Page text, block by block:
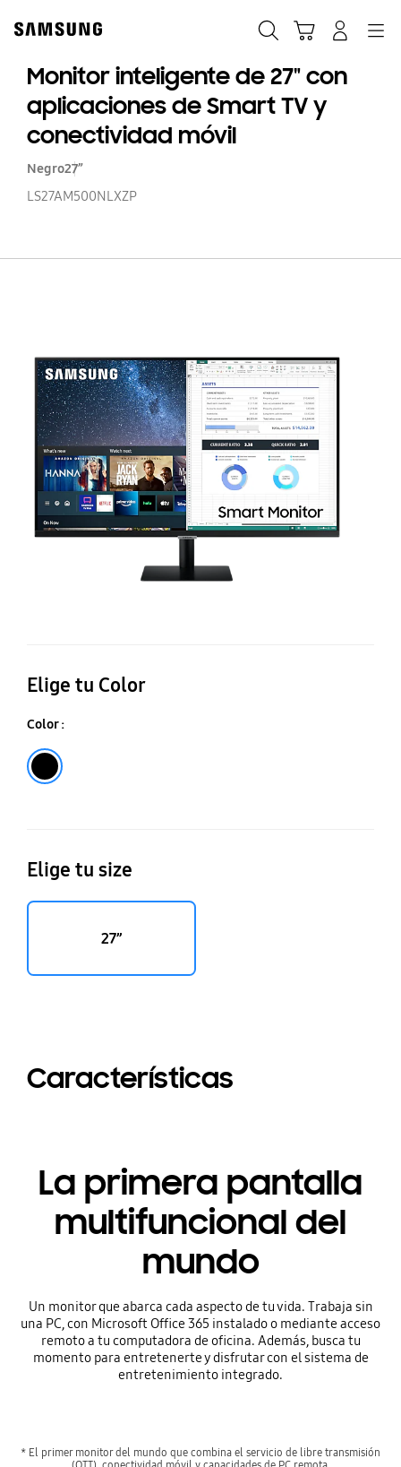
content
Monitor inteligente de 27" con
aplicaciones de Smart TV y
conectividad móvil
Negro27”
LS27AM500NLXZP
Elige tu Color
Color :
Elige tu size
27”
Características
La primera pantalla
multifuncional del
mundo
Un monitor que abarca cada aspecto de tu vida. Trabaja sin
una PC, con Microsoft Office 365 instalado o mediante acceso
remoto a tu computadora de oficina. Además, busca tu
momento para entretenerte y disfrutar con el sistema de
entretenimiento integrado.
* El primer monitor del mundo que combina el servicio de libre transmisión